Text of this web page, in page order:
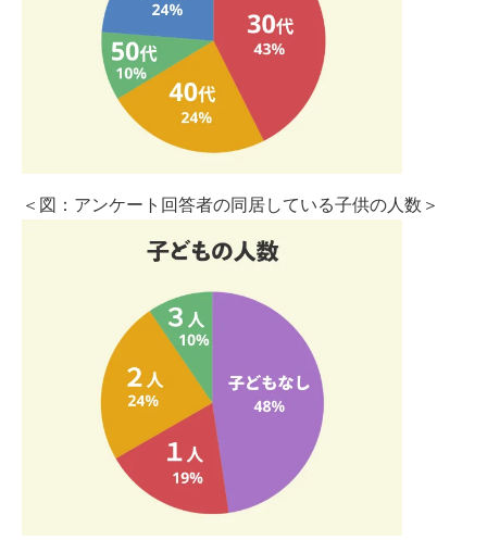
＜図：アンケート回答者の同居している子供の人数＞